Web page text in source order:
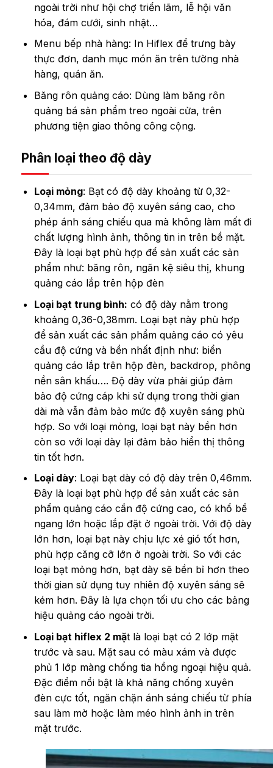
ngoài trời như hội chợ triển lãm, lễ hội văn
hóa, đám cưới, sinh nhật…
Menu bếp nhà hàng: In Hiflex để trưng bày
thực đơn, danh mục món ăn trên tường nhà
hàng, quán ăn.
Băng rôn quảng cáo: Dùng làm băng rôn
quảng bá sản phẩm treo ngoài cửa, trên
phương tiện giao thông công cộng.
Phân loại theo độ dày
Loại mỏng: Bạt có độ dày khoảng từ 0,32-
0,34mm, đảm bảo độ xuyên sáng cao, cho
phép ánh sáng chiếu qua mà không làm mất đi
chất lượng hình ảnh, thông tin in trên bề mặt.
Đây là loại bạt phù hợp để sản xuất các sản
phẩm như: băng rôn, ngăn kệ siêu thị, khung
quảng cáo lắp trên hộp đèn
Loại bạt trung bình: có độ dày nằm trong
khoảng 0,36-0,38mm. Loại bạt này phù hợp
để sản xuất các sản phẩm quảng cáo có yêu
cầu độ cứng và bền nhất định như: biển
quảng cáo lắp trên hộp đèn, backdrop, phông
nền sân khấu…. Độ dày vừa phải giúp đảm
bảo độ cứng cáp khi sử dụng trong thời gian
dài mà vẫn đảm bảo mức độ xuyên sáng phù
hợp. So với loại mỏng, loại bạt này bền hơn
còn so với loại dày lại đảm bảo hiển thị thông
tin tốt hơn.
Loại dày: Loại bạt dày có độ dày trên 0,46mm.
Đây là loại bạt phù hợp để sản xuất các sản
phẩm quảng cáo cần độ cứng cao, có khổ bề
ngang lớn hoặc lắp đặt ở ngoài trời. Với độ dày
lớn hơn, loại bạt này chịu lực xé gió tốt hơn,
phù hợp căng cỡ lớn ở ngoài trời. So với các
loại bạt mỏng hơn, bạt dày sẽ bền bỉ hơn theo
thời gian sử dụng tuy nhiên độ xuyên sáng sẽ
kém hơn. Đây là lựa chọn tối ưu cho các bảng
hiệu quảng cáo ngoài trời.
Loại bạt hiflex 2 mặt là loại bạt có 2 lớp mặt
trước và sau. Mặt sau có màu xám và được
phủ 1 lớp màng chống tia hồng ngoại hiệu quả.
Đặc điểm nổi bật là khả năng chống xuyên
đèn cực tốt, ngăn chặn ánh sáng chiếu từ phía
sau làm mờ hoặc làm méo hình ảnh in trên
mặt trước.